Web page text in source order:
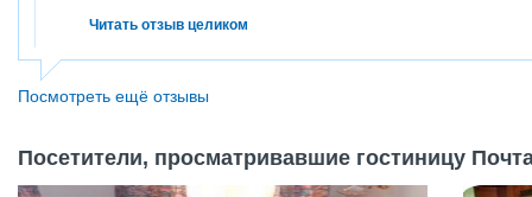
совершенно не слышно транспорта, это создает
площади. Выражаю искреннюю благодарность администрации
сервис. А. Грейш
Читать отзыв целиком
Посмотреть ещё отзывы
Посетители, просматривавшие гостиницу